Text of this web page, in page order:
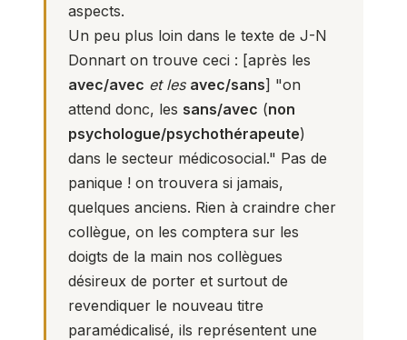
aspects.
Un peu plus loin dans le texte de J-N
Donnart on trouve ceci : [après les
avec/avec et les avec/sans] "on
attend donc, les sans/avec (non
psychologue/psychothérapeute)
dans le secteur médicosocial." Pas de
panique ! on trouvera si jamais,
quelques anciens. Rien à craindre cher
collègue, on les comptera sur les
doigts de la main nos collègues
désireux de porter et surtout de
revendiquer le nouveau titre
paramédicalisé, ils représentent une